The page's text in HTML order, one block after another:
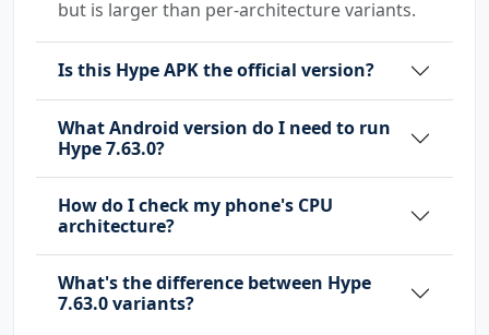
but is larger than per-architecture variants.
Is this Hype APK the official version?
What Android version do I need to run
Hype 7.63.0?
How do I check my phone's CPU
architecture?
What's the difference between Hype
7.63.0 variants?